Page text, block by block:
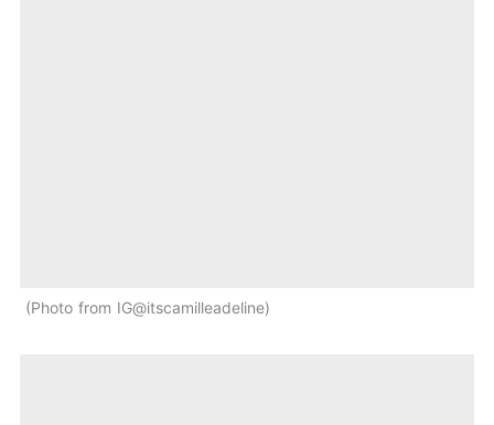
Photo from IG@itscamilleadeline